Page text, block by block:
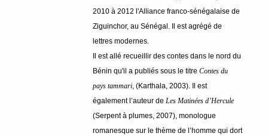
2010 à 2012 l'Alliance franco-sénégalaise de
Ziguinchor, au Sénégal. Il est agrégé de
lettres modernes.
Il est allé recueillir des contes dans le nord du
Bénin qu'il a publiés sous le titre Contes du
pays tammari, (Karthala, 2003). Il est
également l’auteur de Les Matinées d’Hercule
(Serpent à plumes, 2007), monologue
romanesque sur le thème de l’homme qui dort